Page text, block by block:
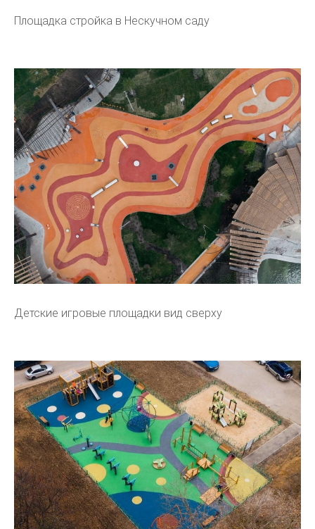
Площадка стройка в Нескучном саду
Детские игровые площадки вид сверху